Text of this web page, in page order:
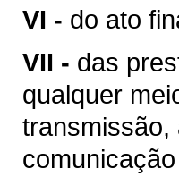
VI - do ato
VII - das
qualquer
transmissão,